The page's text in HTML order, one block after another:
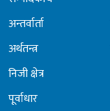
अन्तर्वार्ता
अर्थतन्त्र
निजी क्षेत्र
पूर्वाधार